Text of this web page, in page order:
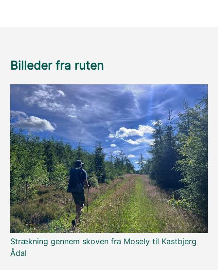
Billeder fra ruten
Strækning gennem skoven fra Mosely til Kastbjerg
Ådal